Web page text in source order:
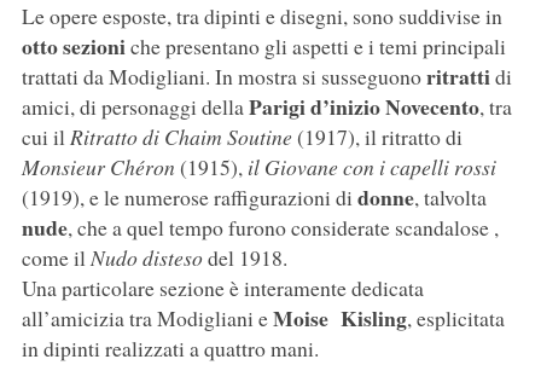
Le opere esposte, tra dipinti e disegni, sono suddivise in
otto sezioniche presentano gli aspetti e i temi principali
trattati da Modigliani. In mostra si susseguonoritrattidi
amici, di personaggi dellaParigi d’inizio Novecento, tra
cui ilRitratto di Chaim Soutine(1917), il ritratto di
Monsieur Chéron (1915), il Giovane con i capelli rossi
(1919), e le numerose raffigurazioni di donne, talvolta
nude, che a quel tempo furono considerate scandalose ,
come ilNudo distesodel 1918.
Una particolare sezione è interamente dedicata
all’amicizia tra Modigliani eMoise Kisling, esplicitata
in dipinti realizzati a quattro mani.